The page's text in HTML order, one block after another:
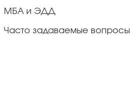
МБА и ЭДД
Часто задаваемые вопросы